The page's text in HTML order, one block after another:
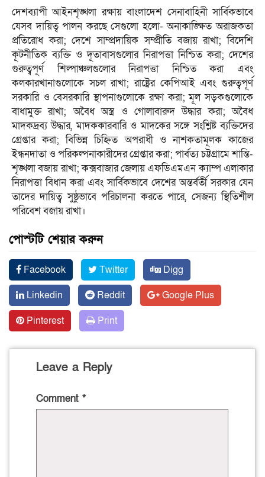
দেশব্যাপী আইনশৃঙ্খলা রক্ষায় বাংলাদেশ সেনাবাহিনী সার্বিকভাবে
যেসব দায়িত্ব পালন করছে সেগুলো হলো- অনাকাঙ্ক্ষিত অরাজকতা
প্রতিরোধ করা; দেশে সাম্প্রদায়িক সম্প্রীতি বজায় রাখা; বিদেশি
কূটনীতিক ব্যক্তি ও দূতাবাসগুলোর নিরাপত্তা নিশ্চিত করা; দেশের
গুরুত্বপূর্ণ শিল্পাঞ্চলগুলোর নিরাপত্তা নিশ্চিত করা এবং
কলকারখানাগুলোকে সচল রাখা; রাষ্ট্রের কেপিআই এবং গুরুত্বপূর্ণ
সরকারি ও বেসরকারি স্থাপনাগুলোকে রক্ষা করা; মূল সড়কগুলোকে
বাধামুক্ত রাখা; অবৈধ অস্ত্র ও গোলাবারুদ উদ্ধার করা; অবৈধ
মাদকদ্রব্য উদ্ধার, মাদককারবারি ও মাদকের সঙ্গে সংশ্লিষ্ট ব্যক্তিদের
গ্রেপ্তার করা; বিভিন্ন চিহ্নিত অপরাধী ও নাশকতামূলক কাজের
ইন্ধনদাতা ও পরিকল্পনাকারীদের গ্রেপ্তার করা; পার্বত্য চট্টগ্রামে শান্তি-
শৃঙ্খলা বজায় রাখা; কক্সবাজার জেলায় এফডিএমএন ক্যাম্প এলাকার
নিরাপত্তা বিধান করা এবং সার্বিকভাবে দেশের অন্তর্বর্তী সরকার যেন
তাদের দায়িত্ব সুষ্ঠুভাবে পরিচালনা করতে পারে, সেজন্য স্থিতিশীল
পরিবেশ বজায় রাখা।
পোস্টটি শেয়ার করুন
Facebook Twitter
Digg
Linkedin
Reddit
Google Plus
Pinterest
Print
Leave a Reply
Comment *